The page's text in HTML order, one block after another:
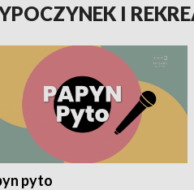
I
pyto